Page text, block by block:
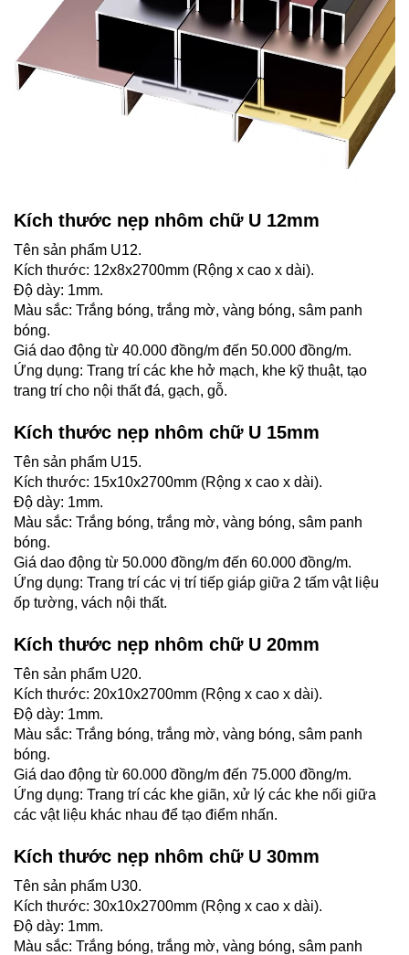
Kích thước nẹp nhôm chữ U 12mm
Tên sản phẩm U12.
Kích thước: 12x8x2700mm (Rộng x cao x dài).
Độ dày: 1mm.
Màu sắc: Trắng bóng, trắng mờ, vàng bóng, sâm panh
bóng.
Giá dao động từ 40.000 đồng/m đến 50.000 đồng/m.
Ứng dụng: Trang trí các khe hở mạch, khe kỹ thuật, tạo
trang trí cho nội thất đá, gạch, gỗ.
Kích thước nẹp nhôm chữ U 15mm
Tên sản phẩm U15.
Kích thước: 15x10x2700mm (Rộng x cao x dài).
Độ dày: 1mm.
Màu sắc: Trắng bóng, trắng mờ, vàng bóng, sâm panh
bóng.
Giá dao động từ 50.000 đồng/m đến 60.000 đồng/m.
Ứng dụng: Trang trí các vị trí tiếp giáp giữa 2 tấm vật liệu
ốp tường, vách nội thất.
Kích thước nẹp nhôm chữ U 20mm
Tên sản phẩm U20.
Kích thước: 20x10x2700mm (Rộng x cao x dài).
Độ dày: 1mm.
Màu sắc: Trắng bóng, trắng mờ, vàng bóng, sâm panh
bóng.
Giá dao động từ 60.000 đồng/m đến 75.000 đồng/m.
Ứng dụng: Trang trí các khe giãn, xử lý các khe nối giữa
các vật liệu khác nhau để tạo điểm nhấn.
Kích thước nẹp nhôm chữ U 30mm
Tên sản phẩm U30.
Kích thước: 30x10x2700mm (Rộng x cao x dài).
Độ dày: 1mm.
Màu sắc: Trắng bóng, trắng mờ, vàng bóng, sâm panh